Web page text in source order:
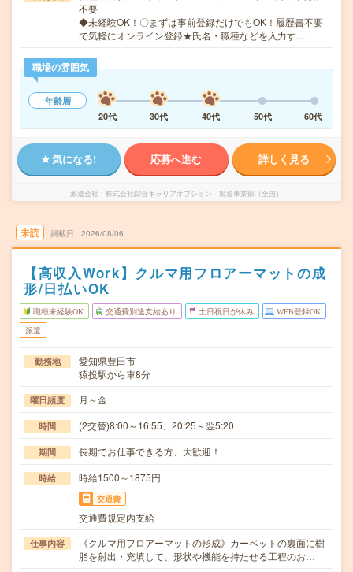
不要
◆未経験OK！〇まずは事前登録だけでもOK！履歴書不要
で気軽にオンライン登録★氏名・職種などを入力す…
職場の雰囲気
年齢層
20代
30代 40代 50代 60代
気になる! 応募へ進む 詳しく見る
派遣会社 株式会社綜合キャリアオプション 製造事業部（全国）
未読 掲載日 2026/08/06
【高収入Work】クルマ用フロアーマットの成
形/日払いOK
職種未経験OK 交通費別途支給あり 土日祝日が休み WEB登録OK
派遣
勤務地
愛知県豊田市
猿投駅から車8分
曜日頻度 月～金
時間 (2交替)8:00～16:55、20:25～翌5:20
期間 長期でお仕事できる方、大歓迎！
時給 時給1500～1875円
交通費
交通費規定内支給
仕事内容
《クルマ用フロアーマットの形成》カーペットの裏面に樹
脂を射出・充填して、形状や機能を持たせる工程のお…